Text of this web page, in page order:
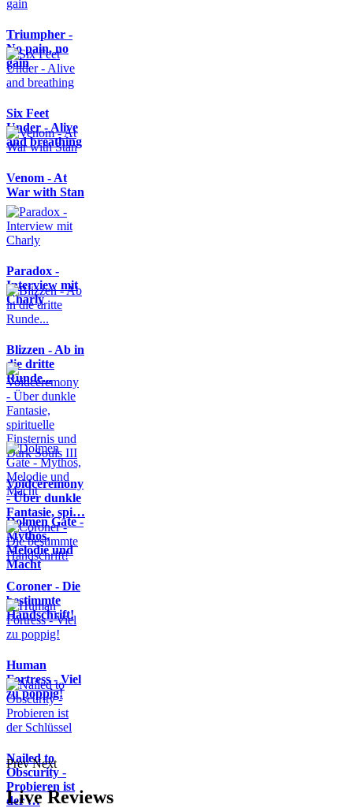
Triumpher -
No pain, no
gain
Six Feet
Under - Alive
and breathing
Venom - At
War with Stan
Paradox -
Interview mit
Charly
Blizzen - Ab in
die dritte
Runde...
Voidceremony
- Über dunkle
Fantasie, spi…
Dolmen Gate -
Mythos,
Melodie und
Macht
Coroner - Die
bestimmte
Handschrift!
Human
Fortress - Viel
zu poppig!
Nailed to
Obscurity -
Probieren ist
der …
Prev Next
Live Reviews